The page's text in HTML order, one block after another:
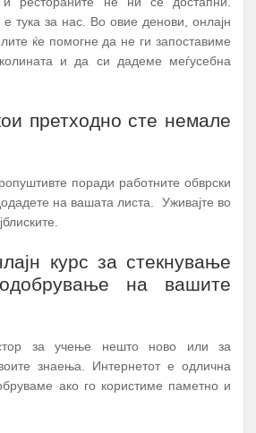
е тука за нас. Во овие денови, онлајн
ќе помогне да не ги запоставиме
и да си дадеме меѓусебна
претходно сте немале
поради работните обврски
на вашата листа. Уживајте во
курс за стекнување
на вашите
за учење нешто ново или за
знаења. Интернетот е одлична
ако го користиме паметно и